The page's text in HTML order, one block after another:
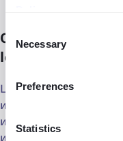
Consent
Selection
Necessary
Preferences
Statistics
Определяйте
lenso.ai
Lenso — это
изображений на
идентифицировать
изображения за